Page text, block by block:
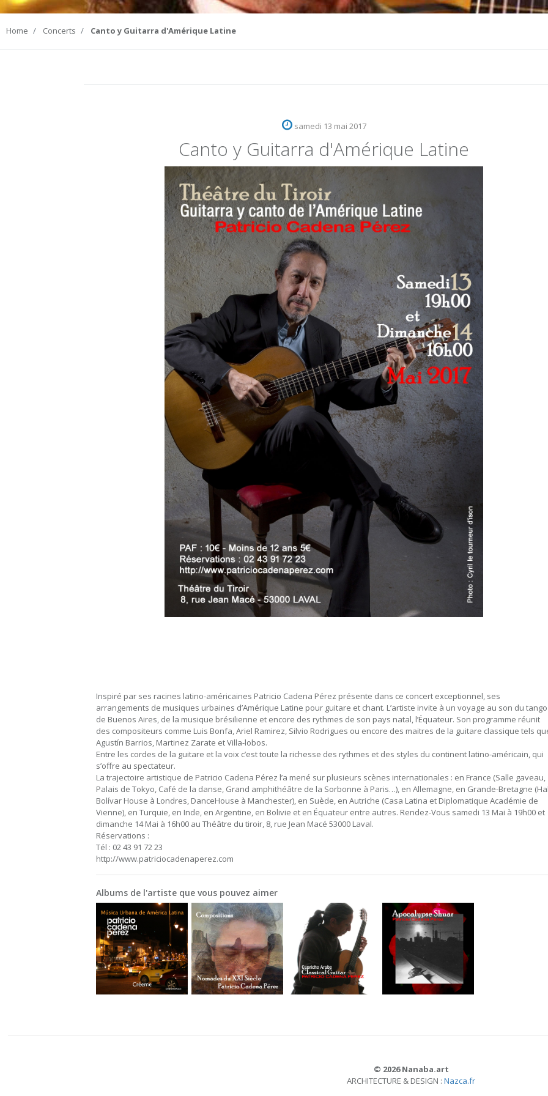
Home Concerts Canto y Guitarra d'Amérique Latine
samedi 13 mai 2017
Canto y Guitarra d'Amérique Latine
Inspiré par ses racines latino-américaines Patricio Cadena Pérez présente dans ce concert exceptionnel, ses
arrangements de musiques urbaines d’Amérique Latine pour guitare et chant. L’artiste invite à un voyage au son du tango
de Buenos Aires, de la musique brésilienne et encore des rythmes de son pays natal, l’Équateur. Son programme réunit
des compositeurs comme Luis Bonfa, Ariel Ramirez, Silvio Rodrigues ou encore des maitres de la guitare classique tels
Agustín Barrios, Martinez Zarate et Villa-lobos.
Entre les cordes de la guitare et la voix c’est toute la richesse des rythmes et des styles du continent latino-américain, qui
s’offre au spectateur.
La trajectoire artistique de Patricio Cadena Pérez l’a mené sur plusieurs scènes internationales : en France (Salle gaveau,
Palais de Tokyo, Café de la danse, Grand amphithéâtre de la Sorbonne à Paris…), en Allemagne, en Grande-Bretagne
Bolívar House à Londres, DanceHouse à Manchester), en Suède, en Autriche (Casa Latina et Diplomatique Académie de
Vienne), en Turquie, en Inde, en Argentine, en Bolivie et en Équateur entre autres. Rendez-Vous samedi 13 Mai à 19h00 et
dimanche 14 Mai à 16h00 au Théâtre du tiroir, 8, rue Jean Macé 53000 Laval.
Réservations :
Tél : 02 43 91 72 23
http://www.patriciocadenaperez.com
Albums de l'artiste que vous pouvez aimer
© 2026 Nanaba.art
ARCHITECTURE & DESIGN : Nazca.fr